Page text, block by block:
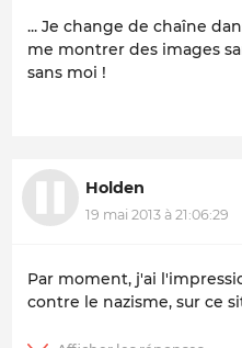
... Je change de chaîne
me montrer des images
sans moi !
Holden
19 mai 2013 à 21:06:29
Par moment, j'ai
contre le nazisme, sur ce